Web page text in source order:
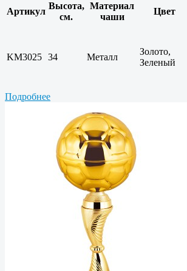
Артикул
Высота,
см.
Материал
чаши
Цвет
KM3025 34 Металл
Золото,
Зеленый
Подробнее